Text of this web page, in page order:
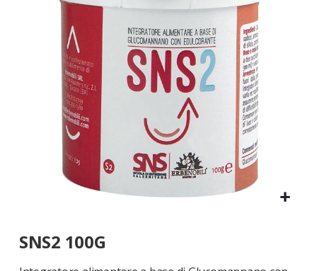
all'inizio
SNS2 100G